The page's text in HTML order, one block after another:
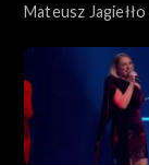
Mateusz Jagiełło
22 listopada 2025